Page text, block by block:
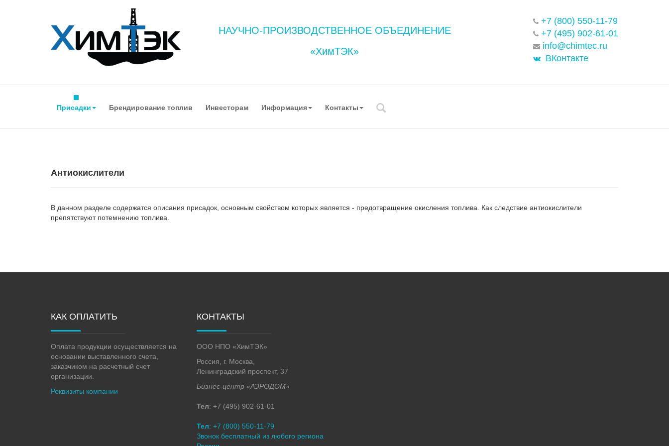
НАУЧНО-ПРОИЗВОДСТВЕННОЕ ОБЪЕДИНЕНИЕ
«ХимТЭК»
+7 (800) 550-11-79
+7 (495) 902-61-01
info@chimtec.ru
ВКонтакте
Присадки Брендирование топлив Инвесторам Информация Контакты
Антиокислители
В данном разделе содержатся описания присадок, основным свойством которых является - предотвращение окисления топлива. Как следствие антиокислители
препятствуют потемнению топлива.
КАК ОПЛАТИТЬ
Оплата продукции осуществляется на
основании выставленного счета,
заказчиком на расчетный счет
организации.
Реквизиты компании
КОНТАКТЫ
ООО НПО «ХимТЭК»
Россия, г. Москва,
Ленинградский проспект, 37
Бизнес-центр «АЭРОДОМ»
Тел: +7 (495) 902-61-01
Тел: +7 (800) 550-11-79
Звонок бесплатный из любого региона